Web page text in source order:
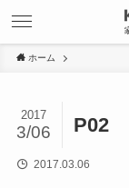
ホーム
P02
2017
3/06
2017.03.06